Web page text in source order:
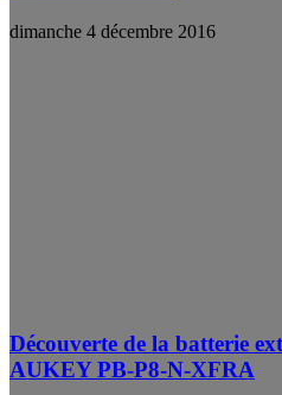
dimanche 4 décembre 2016
Découverte de la batterie
AUKEY PB-P8-N-XFRA